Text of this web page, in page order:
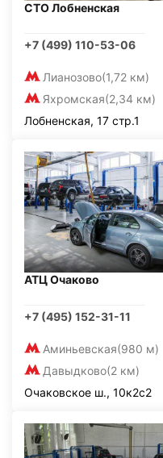
СТО Лобненская
+7 (499) 110-53-06
Лианозово(1,72 км)
Яхромская(2,34 км)
Лобненская, 17 стр.1
АТЦ Очаково
+7 (495) 152-31-11
Аминьевская(980 м)
Давыдково(2 км)
Очаковское ш., 10к2с2